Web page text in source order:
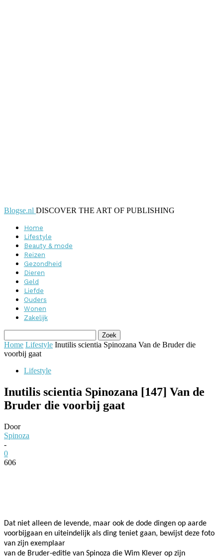
Blogse.nl DISCOVER THE ART OF PUBLISHING
Home
Lifestyle
Beauty & mode
Reizen
Gezondheid
Dieren
Geld
Liefde
Ouders
Wonen
Zakelijk
Home Lifestyle Inutilis scientia Spinozana Van de Bruder die
voorbij gaat
Lifestyle
Inutilis scientia Spinozana [147] Van de
Bruder die voorbij gaat
Door
Spinoza
-
0
606
Dat niet alleen de levende, maar ook de dode dingen op aarde
voorbijgaan en uiteindelijk als ding teniet gaan, bewijst deze foto
van zijn exemplaar
van de Bruder-editie van Spinoza die Wim Klever op zijn